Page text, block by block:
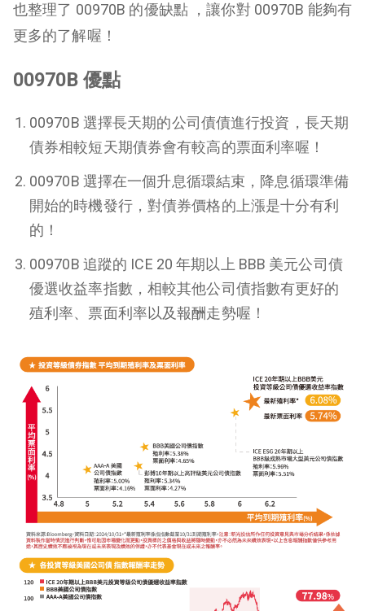
也整理了 00970B 的優缺點 ，讓你對 00970B 能夠有
更多的了解喔！
00970B 優點
00970B 選擇長天期的公司債債進行投資，長天期
債券相較短天期債券會有較高的票面利率喔！
00970B 選擇在一個升息循環結束，降息循環準備
開始的時機發行，對債券價格的上漲是十分有利
的！
00970B 追蹤的 ICE 20 年期以上 BBB 美元公司債
優選收益率指數，相較其他公司債指數有更好的
殖利率、票面利率以及報酬走勢喔！